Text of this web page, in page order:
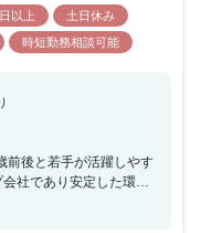
以上
土日休み
時短勤務相談可能
前後と若手が活躍しやす
社であり安定した環境
いるため、何でもチャ